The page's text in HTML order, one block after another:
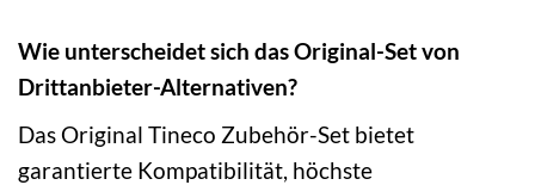
Wie unterscheidet sich das Original-Set von
Drittanbieter-Alternativen?
Das Original Tineco Zubehör-Set bietet
garantierte Kompatibilität, höchste